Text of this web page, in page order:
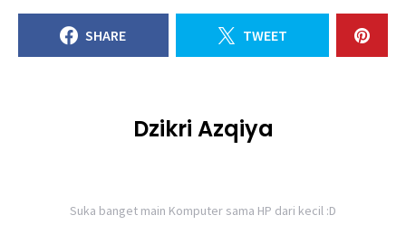
SHARE TWEET
Dzikri Azqiya
Suka banget main Komputer sama HP dari kecil :D